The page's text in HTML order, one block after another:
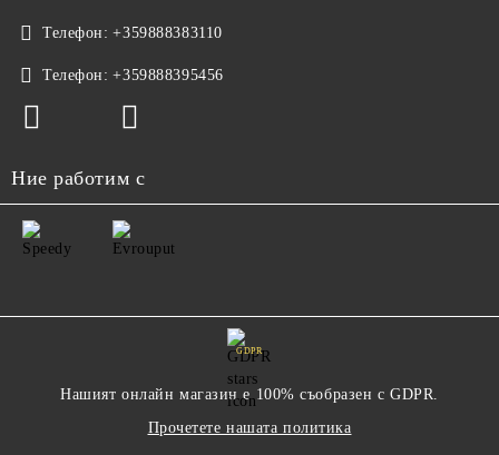
Телефон: +359888383110
Телефон: +359888395456
Ние работим с
GDPR
Нашият онлайн магазин е 100% съобразен с GDPR.
Прочетете нашата политика